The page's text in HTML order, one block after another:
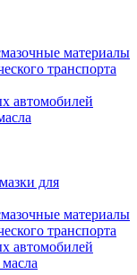
материалы
транспорта
автомобилей
для
материалы
транспорта
автомобилей